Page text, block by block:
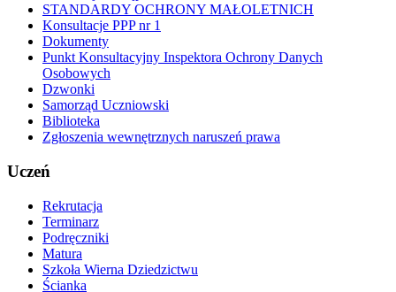
STANDARDY OCHRONY MAŁOLETNICH
Konsultacje PPP nr 1
Dokumenty
Punkt Konsultacyjny Inspektora Ochrony Danych
Osobowych
Dzwonki
Samorząd Uczniowski
Biblioteka
Zgłoszenia wewnętrznych naruszeń prawa
Uczeń
Rekrutacja
Terminarz
Podręczniki
Matura
Szkoła Wierna Dziedzictwu
Ścianka